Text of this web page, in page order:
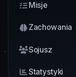
Misje
Zachowania
Sojusz
Statystyki